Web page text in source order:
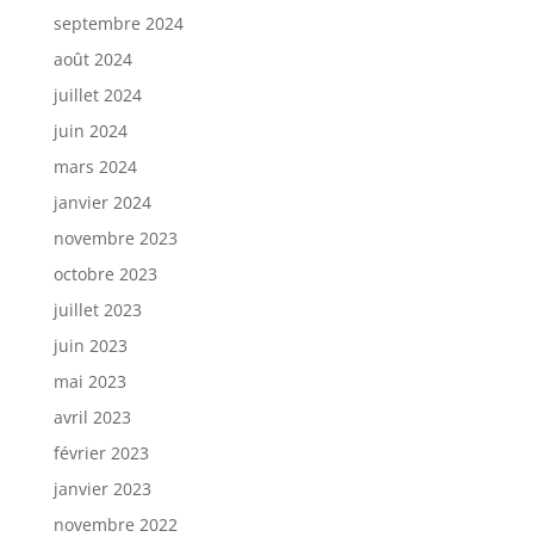
septembre 2024
août 2024
juillet 2024
juin 2024
mars 2024
janvier 2024
novembre 2023
octobre 2023
juillet 2023
juin 2023
mai 2023
avril 2023
février 2023
janvier 2023
novembre 2022